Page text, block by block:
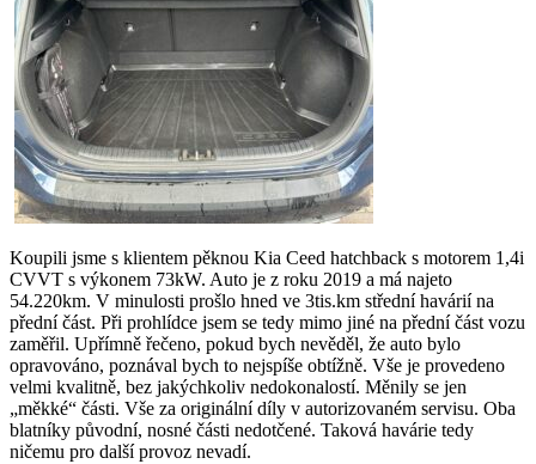
Koupili jsme s klientem pěknou Kia Ceed hatchback s motorem 1,4i
CVVT s výkonem 73kW. Auto je z roku 2019 a má najeto
54.220km. V minulosti prošlo hned ve 3tis.km střední havárií na
přední část. Při prohlídce jsem se tedy mimo jiné na přední část vozu
zaměřil. Upřímně řečeno, pokud bych nevěděl, že auto bylo
opravováno, poznával bych to nejspíše obtížně. Vše je provedeno
velmi kvalitně, bez jakýchkoliv nedokonalostí. Měnily se jen
„měkké“ části. Vše za originální díly v autorizovaném servisu. Oba
blatníky původní, nosné části nedotčené. Taková havárie tedy
ničemu pro další provoz nevadí.